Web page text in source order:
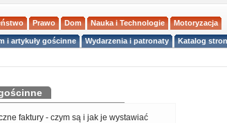
Prawo Dom Nauka i Technologie Motoryzacja
i artykuły gościnne Wydarzenia i patronaty Katalog
faktury - czym są i jak je wystawiać